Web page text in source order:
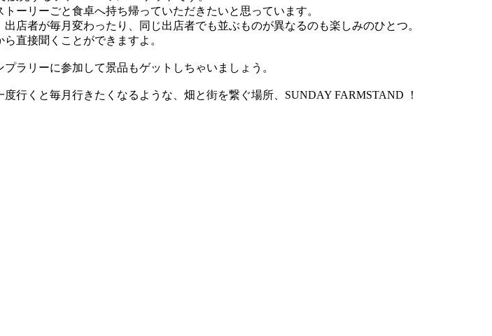
ーリーごと食卓へ持ち帰っていただきたいと思っています。
店者が毎月変わったり、同じ出店者でも並ぶものが異なるのも楽しみのひとつ。
直接聞くことができますよ。
ラリーに参加して景品もゲットしちゃいましょう。
行くと毎月行きたくなるような、畑と街を繋ぐ場所、SUNDAY FARMSTAND ！